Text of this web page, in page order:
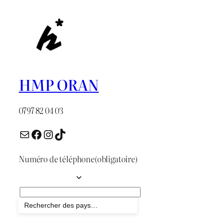
HMP ORAN
0797 82 04 03
E-mail Facebook InstagramTikTok
Numéro de téléphone(obligatoire)
Envoyer